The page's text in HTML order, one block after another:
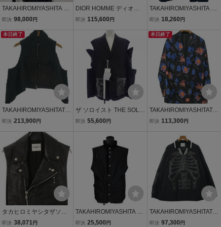
TAKAHIROMIYASHITA Th
eSoloIst． Harness ハー
シタ ソロイスト ベスト
即決 98,000 円
DIOR HOMME ディオー
ル・オム ベスト 06AW エ
ジレベスト トップス
即決 115,600 円
TAKAHIROMIYASHITA Th
eSoloist.◆メンズ衣料/-/コ
即決 18,260 円
本日終了
TAKAHIROMIYASHITATh
eSoloist. カジュアルシャ
タザソロイスト 中古 古
着
即決 213,900 円
ザ ソロイスト THE SOLOI
ST sj.0004SS22 ジャケッ
即決 55,600 円
本日終了
TAKAHIROMIYASHITATh
eSoloist. テーラードジャ
ヤシタザソロイスト 中
古 古着
即決 113,300 円
タカヒロミヤシタザソロ
イスト サイズ:46 sj.0017
即決 38,071円
TAKAHIROMIYASHITA Th
eSoloist. ソロイスト / 202
即決 25,500 円
TAKAHIROMIYASHITATh
eSoloist. ブルゾン（その
即決 97,300 円